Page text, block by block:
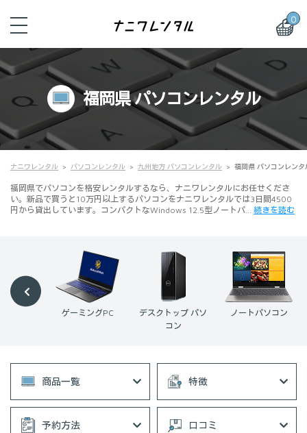
0
福岡県 パソコンレンタル
ナニワレンタル パソコンレンタル 九州地方 パソコンレンタル 福岡県 パソコンレンタ
福岡県でパソコンを格安レンタルするなら、ナニワレンタルにお任せくださ
い。新品で買うと10万円以上するパソコンをナニワレンタルでは3日間4500
円から貸出しています。コンパクトなWindows 12.5型ノートパ… 続きを読む
ゲーミングPC
デスクトップ パソ
コン
ノートパソコン
商品一覧 特徴
予約方法 口コミ